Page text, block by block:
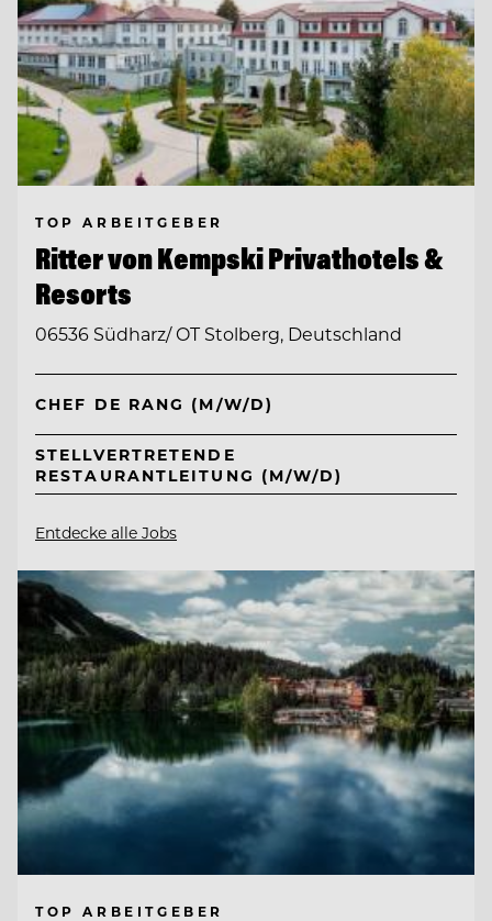
TOP ARBEITGEBER
Ritter von Kempski Privathotels &
Resorts
06536 Südharz/ OT Stolberg, Deutschland
CHEF DE RANG (M/W/D)
STELLVERTRETENDE
RESTAURANTLEITUNG (M/W/D)
Entdecke alle Jobs
TOP ARBEITGEBER